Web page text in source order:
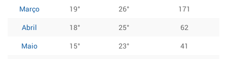
Março
19° 26°
171
Abril
18° 25°
62
Maio
15° 23°
41